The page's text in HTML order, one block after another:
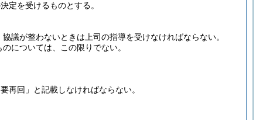
定を受けるものとする。
議が整わないときは上司の指導を受けなければならない。
については、この限りでない。
再回」と記載しなければならない。